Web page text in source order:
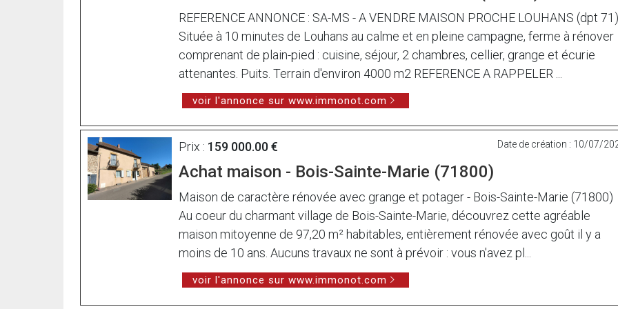
REFERENCE ANNONCE : SA-MS - A VENDRE MAISON PROCHE LOUHANS (dpt
Située à 10 minutes de Louhans au calme et en pleine campagne, ferme à rénover
comprenant de plain-pied : cuisine, séjour, 2 chambres, cellier, grange et écurie
attenantes. Puits. Terrain d'environ 4000 m2 REFERENCE A RAPPELER ...
voir l'annonce sur www.immonot.com
Prix : 159 000.00 € Date de création : 10/07/
Achat maison - Bois-Sainte-Marie (71800)
Maison de caractère rénovée avec grange et potager - Bois-Sainte-Marie (71800)
Au coeur du charmant village de Bois-Sainte-Marie, découvrez cette agréable
maison mitoyenne de 97,20 m² habitables, entièrement rénovée avec goût il y a
moins de 10 ans. Aucuns travaux ne sont à prévoir : vous n'avez pl...
voir l'annonce sur www.immonot.com